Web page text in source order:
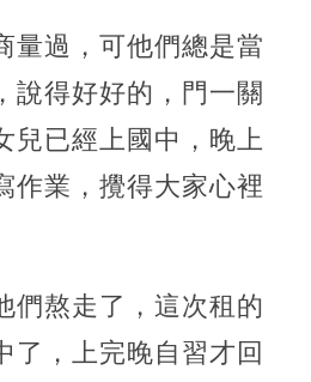
量過，可他們總是當
說得好好的，門一關
兒已經上國中，晚上
作業，攪得大家心裡
們熬走了，這次租的
了，上完晚自習才回